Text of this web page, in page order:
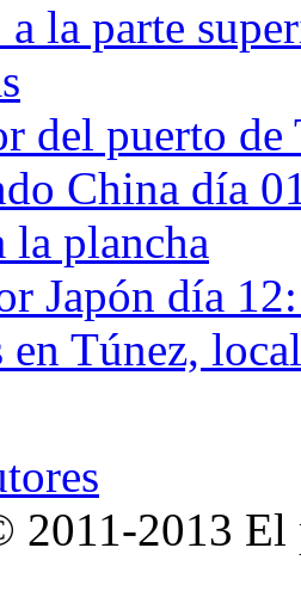
la parte
del puerto de
China día
la plancha
Japón día
en Túnez,
2011-2013 El